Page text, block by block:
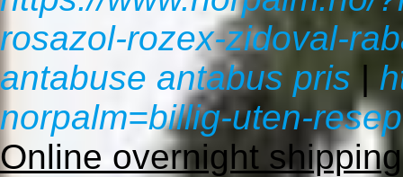
rosazol-rozex-zidoval-
antabuse antabus pris |
norpalm=billig-uten-
Online overnight